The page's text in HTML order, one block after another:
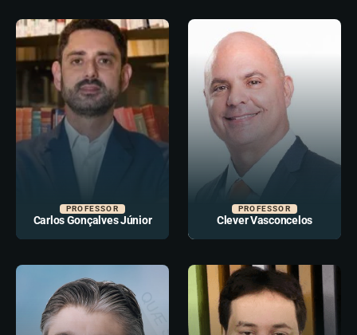
PROFESSOR
Carlos Gonçalves Júnior
PROFESSOR
Clever Vasconcelos